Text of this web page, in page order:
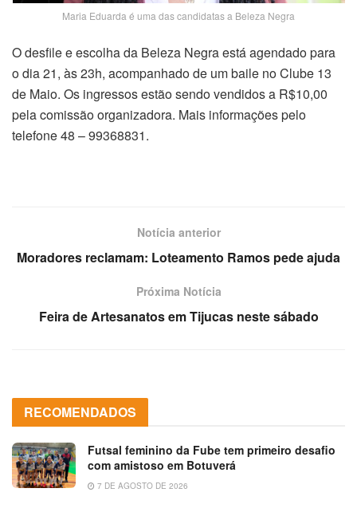
Maria Eduarda é uma das candidatas a Beleza Negra
O desfile e escolha da Beleza Negra está agendado para
o dia 21, às 23h, acompanhado de um baile no Clube 13
de Maio. Os ingressos estão sendo vendidos a R$10,00
pela comissão organizadora. Mais informações pelo
telefone 48 – 99368831.
Notícia anterior
Moradores reclamam: Loteamento Ramos pede ajuda
Próxima Notícia
Feira de Artesanatos em Tijucas neste sábado
RECOMENDADOS
Futsal feminino da Fube tem primeiro desafio
com amistoso em Botuverá
7 DE AGOSTO DE 2026